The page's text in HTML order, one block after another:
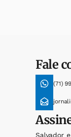
Fale
(71)
Salvador